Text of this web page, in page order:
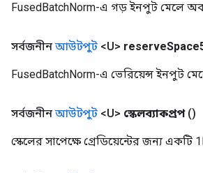
FusedBatchNorm-এ গড় ইনপুট মেলে
সর্বজনীন আউটপুট <U> reserve
FusedBatchNorm-এ ভেরিয়েন্স ইনপুট
সর্বজনীন আউটপুট <U> স্কেলব্যাকপ্রপ ()
স্কেলের সাপেক্ষে গ্রেডিয়েন্টের জন্য একটি